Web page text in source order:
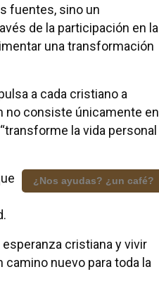
fuentes, sino un
de la participación en la
una transformación
a cada cristiano a
no consiste únicamente en
la vida personal
¿Nos ayudas? ¿un café?
cristiana y vivir
camino nuevo para toda la